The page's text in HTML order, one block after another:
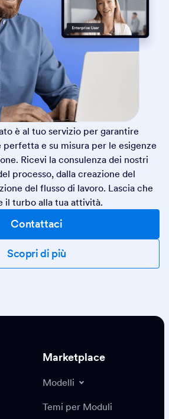
è al tuo servizio per garantire
perfetta e su misura per le esigenze
Ricevi la consulenza dei nostri
processo, dalla creazione del
del flusso di lavoro. Lascia che
il turbo alla tua attività.
Contattaci
Scopri di più
Marketplace
Modelli
Temi per Moduli